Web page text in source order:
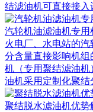
结滤油机可直接接入
汽轮机油滤油机专
火电厂、水电站的
分含量直接影响机
机（专用聚结滤油
油机采用定制化聚
聚结脱水滤油机优